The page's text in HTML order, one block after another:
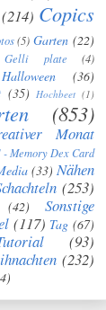
(214) Copics
(5) Garten (22)
Gelli plate (4)
Halloween (36)
(35) Hochbeet (1)
(853)
Monat
- Memory Dex Card
(33) Nähen
(253)
(42)
Sonstige
(117) Tag (67)
(93)
(232)